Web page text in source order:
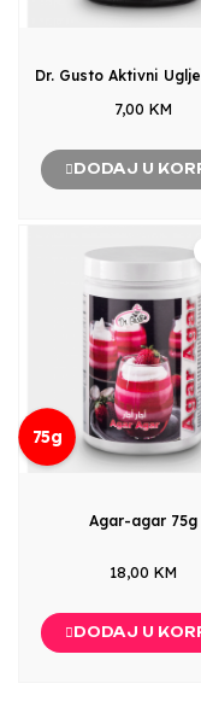
Dr. Gusto Aktivni
7,00 KM
DODAJ U
75g
Agar-agar 75g
18,00 KM
DODAJ U